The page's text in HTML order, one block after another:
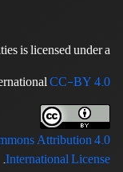
is licensed under a
CC-BY 4.0
Attribution 4.0
International License
.